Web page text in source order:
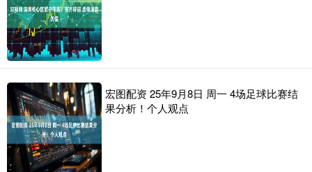
宏图配资 25年9月8日 周一 4场足球比赛结
果分析！个人观点